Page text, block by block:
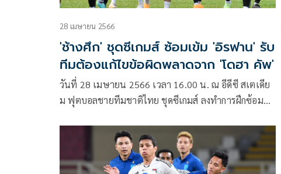
28 เมษายน 2566
'ช้างศึก' ชุดซีเกมส์ ซ้อมเข้ม 'อิรฟาน' รับ
ทีมต้องแก้ไขข้อผิดพลาดจาก 'โดฮา คัพ'
วันที่ 28 เมษายน 2566 เวลา 16.00 น. ณ อีดีซี สเตเดีย
ม ฟุตบอลชายทีมชาติไทย ชุดซีเกมส์ ลงทำการฝึกซ้อมต่อ